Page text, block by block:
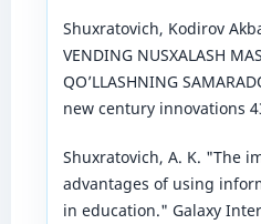
Shuxratovich, Kodirov
VENDING NUSXALASH
QO’LLASHNING
new century innovations
Shuxratovich, A. K. "The
advantages of using
in education." Galaxy